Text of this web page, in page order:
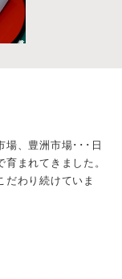
場、豊洲市場･･･日
まれてきました。
わり続けていま